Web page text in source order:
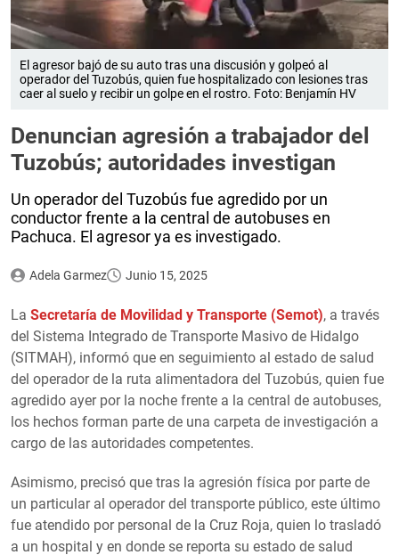
El agresor bajó de su auto tras una discusión y golpeó al
operador del Tuzobús, quien fue hospitalizado con lesiones tras
caer al suelo y recibir un golpe en el rostro. Foto: Benjamín HV
Denuncian agresión a trabajador del
Tuzobús; autoridades investigan
Un operador del Tuzobús fue agredido por un
conductor frente a la central de autobuses en
Pachuca. El agresor ya es investigado.
Adela Garmez Junio 15, 2025
La Secretaría de Movilidad y Transporte (Semot), a través
del Sistema Integrado de Transporte Masivo de Hidalgo
(SITMAH), informó que en seguimiento al estado de salud
del operador de la ruta alimentadora del Tuzobús, quien fue
agredido ayer por la noche frente a la central de autobuses,
los hechos forman parte de una carpeta de investigación a
cargo de las autoridades competentes.
Asimismo, precisó que tras la agresión física por parte de
un particular al operador del transporte público, este último
fue atendido por personal de la Cruz Roja, quien lo trasladó
a un hospital y en donde se reporta su estado de salud